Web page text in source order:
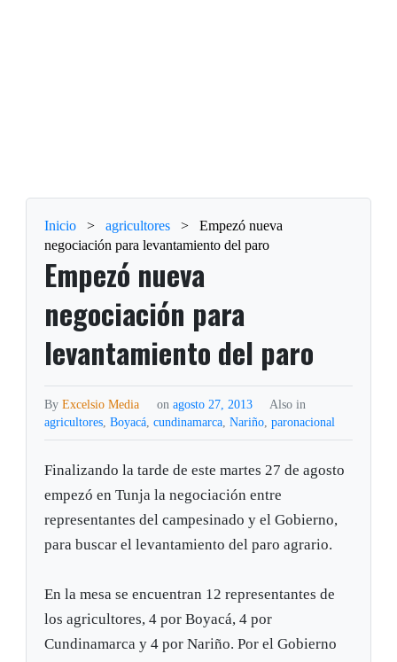
Inicio > agricultores >
Empezó nueva
negociación para levantamiento del paro
Empezó nueva
negociación para
levantamiento del paro
ByExcelsio Media on agosto 27, 2013
Also in
agricultores,Boyacá,cundinamarca,Nariño,paronacional
Finalizando la tarde de este martes 27 de agosto
empezó en Tunja la negociación entre
representantes del campesinado y el Gobierno,
para buscar el levantamiento del paro agrario.
En la mesa se encuentran 12 representantes de
los agricultores, 4 por Boyacá, 4 por
Cundinamarca y 4 por Nariño. Por el Gobierno